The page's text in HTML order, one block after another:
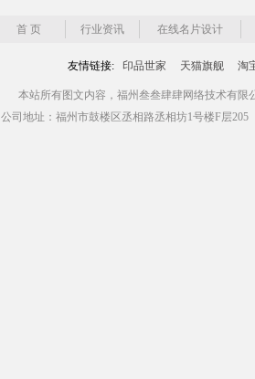
首 页 行业资讯 在线名片设计
友情链接: 印品世家 天猫旗舰 淘
本站所有图文内容，福州叁叁肆肆网络技术有限
公司地址：福州市鼓楼区丞相路丞相坊1号楼F层